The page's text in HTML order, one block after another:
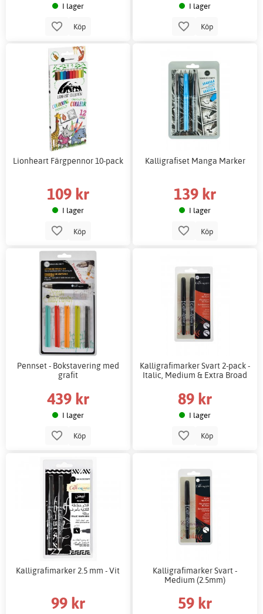
I lager
Köp
I lager
Köp
Lionheart Färgpennor 10-pack
109 kr
I lager
Köp
Kalligrafiset Manga Marker
139 kr
I lager
Köp
Pennset - Bokstavering med
grafit
439 kr
I lager
Köp
Kalligrafimarker Svart 2-pack -
Italic, Medium & Extra Broad
89 kr
I lager
Köp
Kalligrafimarker 2.5 mm - Vit
99 kr
Kalligrafimarker Svart -
Medium (2.5mm)
59 kr